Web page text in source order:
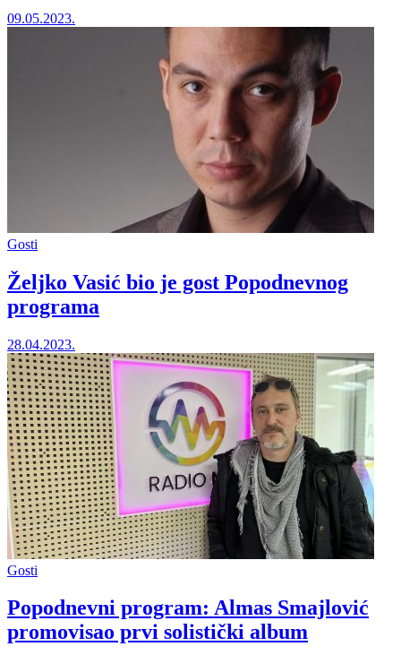
09.05.2023.
Gosti
Željko Vasić bio je gost Popodnevnog
programa
28.04.2023.
Gosti
Popodnevni program: Almas Smajlović
promovisao prvi solistički album